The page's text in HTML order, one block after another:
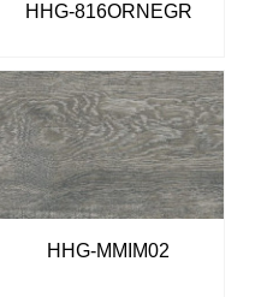
HHG-816ORNEGR
HHG-MMIM02